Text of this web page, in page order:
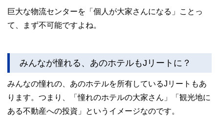
巨大な物流センターを「個人が大家さんになる」ことっ
て、まず不可能ですよね。
みんなが憧れる、あのホテルもJリートに？
みんなの憧れの、あのホテルを所有しているJリートもあ
ります。つまり、「憧れのホテルの大家さん」「観光地に
ある不動産への投資」というイメージなのです。